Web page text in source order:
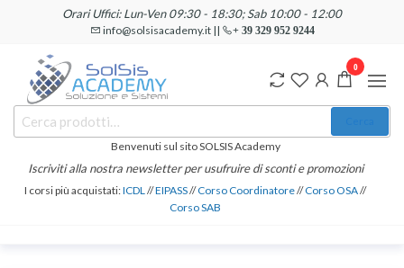
contenuto
Orari Uffici: Lun-Ven 09:30 - 18:30; Sab 10:00 - 12:00
info@solsisacademy.it || + 39 329 952 9244
SOLSIS
Academy
Corsi e
Certificazioni
Linguistiche
Benvenuti sul sito SOLSIS Academy
Iscriviti alla nostra newsletter per usufruire di sconti e promozioni
I corsi più acquistati:ICDL//EIPASS//Corso Coordinatore//Corso OSA//
Corso SAB
0